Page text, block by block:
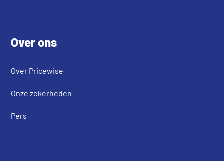
Over ons
Over Pricewise
Onze zekerheden
Pers